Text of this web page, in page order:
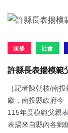
頭條 社會
許縣長表揚模範
［記者陳朝枝/南
獻，南投縣政府今
115年度模範父親
表揚來自縣內各鄉